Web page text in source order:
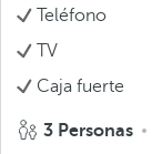
Teléfono
TV
Caja fuerte
3 Personas